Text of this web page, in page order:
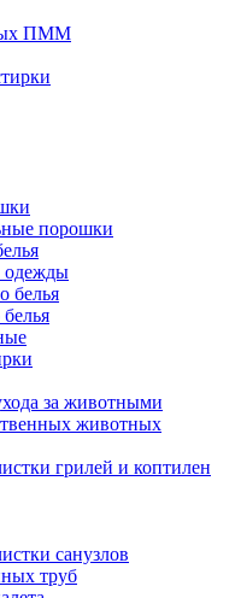
ПММ
порошки
одежды
белья
за животными
животных
грилей и коптилен
санузлов
труб